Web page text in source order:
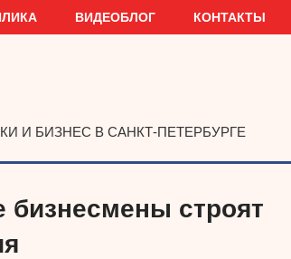
ВИДЕОБЛОГ КОНТАКТЫ
И БИЗНЕС В САНКТ-ПЕТЕРБУРГЕ
бизнесмены строят